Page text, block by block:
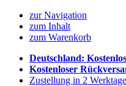
zur Navigation
zum Inhalt
zum Warenkorb
Deutschland:
Kostenloser
Zustellung in 2